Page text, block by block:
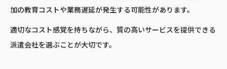
加の教育コストや業務遅延が発生する可能性があります。
適切なコスト感覚を持ちながら、質の高いサービスを提供できる
派遣会社を選ぶことが大切です。